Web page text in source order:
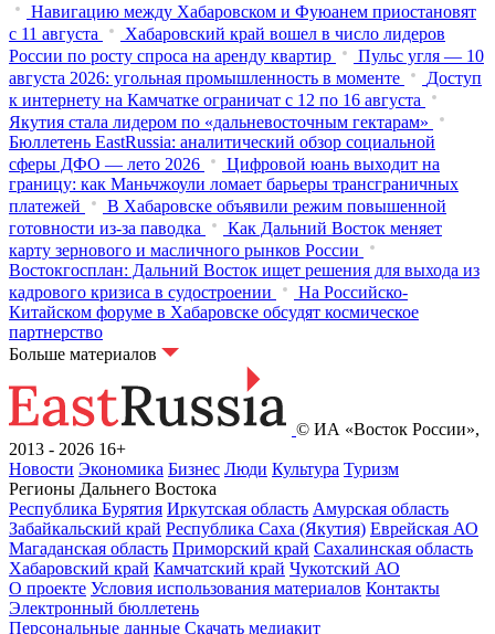
Навигацию между Хабаровском и Фуюанем приостановят
с 11 августа
Хабаровский край вошел в число лидеров
России по росту спроса на аренду квартир
Пульс угля — 10
августа 2026: угольная промышленность в моменте
Доступ
к интернету на Камчатке ограничат с 12 по 16 августа
Якутия стала лидером по «дальневосточным гектарам»
Бюллетень EastRussia: аналитический обзор социальной
сферы ДФО — лето 2026
Цифровой юань выходит на
границу: как Маньчжоули ломает барьеры трансграничных
платежей
В Хабаровске объявили режим повышенной
готовности из‑за паводка
Как Дальний Восток меняет
карту зернового и масличного рынков России
Востокгосплан: Дальний Восток ищет решения для выхода из
кадрового кризиса в судостроении
На Российско-
Китайском форуме в Хабаровске обсудят космическое
партнерство
Больше материалов
© ИА «Восток России»,
2013 - 2026 16+
Новости Экономика Бизнес Люди Культура Туризм
Регионы Дальнего Востока
Республика Бурятия Иркутская область Амурская область
Забайкальский край Республика Саха (Якутия) Еврейская АО
Магаданская область Приморский край Сахалинская область
Хабаровский край Камчатский край Чукотский АО
О проекте Условия использования материалов Контакты
Электронный бюллетень
Персональные данные Скачать медиакит